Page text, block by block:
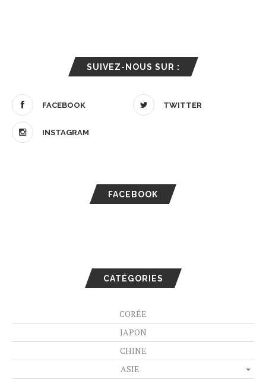
SUIVEZ-NOUS SUR :
FACEBOOK TWITTER
INSTAGRAM
FACEBOOK
CATÉGORIES
CORÉE
JAPON
CHINE
ASIE